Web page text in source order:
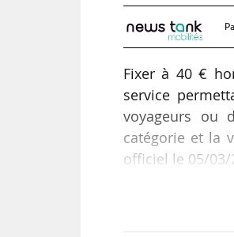
Fixer à 40 €
service
voyageurs ou
catégorie et la
officiel le 05/03/
Cette